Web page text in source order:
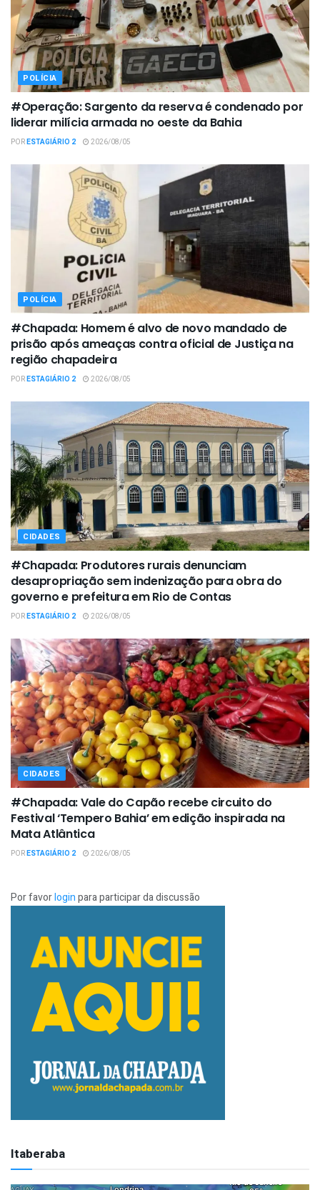
POLÍCIA
#Operação: Sargento da reserva é condenado por
liderar milícia armada no oeste da Bahia
PORESTAGIÁRIO 2 2026/08/05
POLÍCIA
#Chapada: Homem é alvo de novo mandado de
prisão após ameaças contra oficial de Justiça na
região chapadeira
PORESTAGIÁRIO 2 2026/08/05
CIDADES
#Chapada: Produtores rurais denunciam
desapropriação sem indenização para obra do
governo e prefeitura em Rio de Contas
PORESTAGIÁRIO 2 2026/08/05
CIDADES
#Chapada: Vale do Capão recebe circuito do
Festival ‘Tempero Bahia’ em edição inspirada na
Mata Atlântica
PORESTAGIÁRIO 2 2026/08/05
Por favorloginpara participar da discussão
Itaberaba